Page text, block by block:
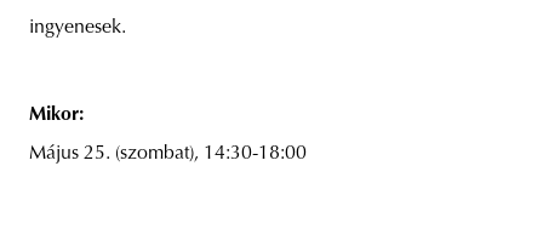
ingyenesek.
Mikor:
Május 25. (szombat), 14:30-18:00